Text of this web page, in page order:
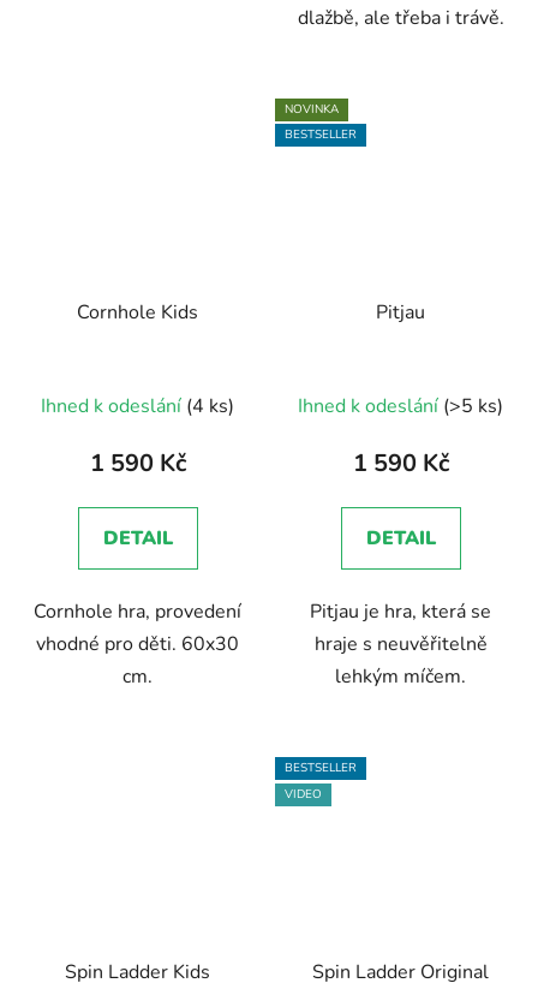
dlažbě, ale třeba i trávě.
Cornhole Kids
hodnocení
produktu
5,0
z
hvězdiček.
Ihned k odeslání (4 ks)
1 590 Kč
DETAIL
Cornhole hra, provedení
vhodné pro děti. 60x30
cm.
NOVINKA
BESTSELLER
Pitjau
Ihned k odeslání (>5 ks)
1 590 Kč
DETAIL
Pitjau je hra, která se
hraje s neuvěřitelně
lehkým míčem.
Spin Ladder Kids
BESTSELLER
VIDEO
Spin Ladder Original